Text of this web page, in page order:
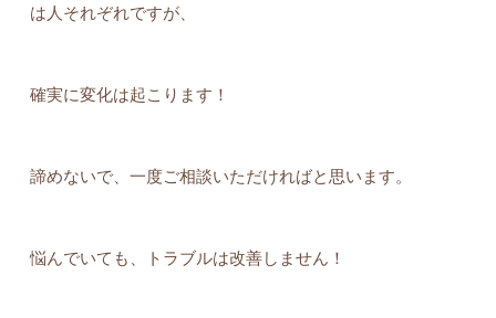
は人それぞれですが、
確実に変化は起こります！
諦めないで、一度ご相談いただければと思います。
悩んでいても、トラブルは改善しません！